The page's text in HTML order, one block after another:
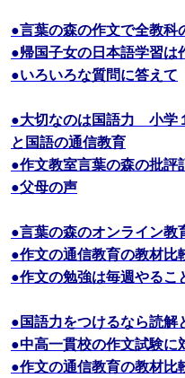
●言葉の森の作文で全教科
●帰国子女の日本語学習は
●いろいろな質問に答えて
●大切なのは国語力 小学
と国語の通信教育
●作文教室言葉の森の批評
●父母の声
●言葉の森のオンライン教
●作文の通信教育の教材
●作文の勉強は毎週やるこ
●国語力をつけるなら読解
●中高一貫校の作文試験に
●作文の通信教育の教材